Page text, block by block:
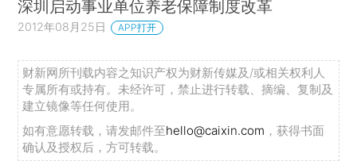
深圳启动事业单位养老保障制度改革
2012年08月25日 APP打开
财新网所刊载内容之知识产权为财新传媒及/或相关权利人
专属所有或持有。未经许可，禁止进行转载、摘编、复制及
建立镜像等任何使用。
如有意愿转载，请发邮件至hello@caixin.com ，获得书面
确认及授权后，方可转载。